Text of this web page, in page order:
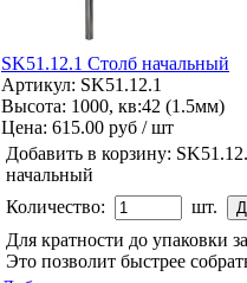
SK51.12.1 Столб начальный
Артикул: SK51.12.1
Высота: 1000, кв:42 (1.5мм)
Цена: 615.00 руб / шт
Добавить в корзину:
начальный
Количество:
шт.
Для кратности до упаковки
Это позволит быстрее